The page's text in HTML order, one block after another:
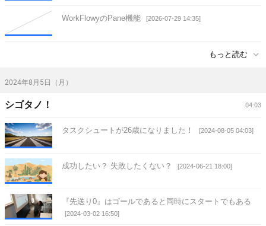
WorkFlowyのPane機能 [2026-07-29 14:35]
もっと読む
2024年8月5日（月）
04:03
シゴタノ！
タスクシュートが26歳になりました！ [2024-08-05 04:03]
成功したい？ 失敗したくない？ [2024-06-21 18:00]
『先送り0』はゴールであると同時にスタートでもある
[2024-03-02 16:50]